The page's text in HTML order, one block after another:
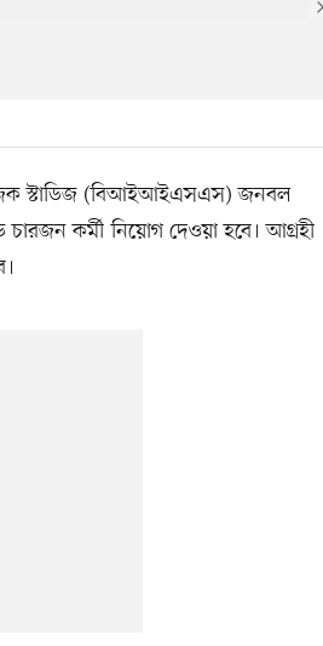
স্টাডিজ (বিআইআইএসএস) জনবল
চারজন কর্মী নিয়োগ দেওয়া হবে। আগ্রহী